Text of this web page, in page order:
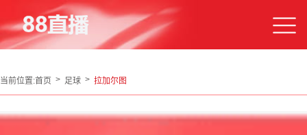
当前位置:首页 足球 拉加尔图